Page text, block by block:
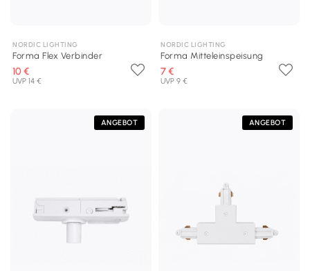
NORDIC LIGHTING
Forma Flex Verbinder
10 €
UVP 14 €
NORDIC LIGHTING
Forma Mitteleinspeisung
7 €
UVP 9 €
ANGEBOT ANGEBOT